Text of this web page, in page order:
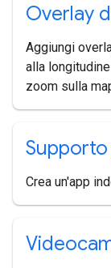
Overlay
Aggiungi
alla
zoom sulla
Crea un'app